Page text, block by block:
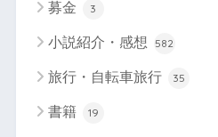
募金 3
小説紹介・感想 582
旅行・自転車旅行 35
書籍 19